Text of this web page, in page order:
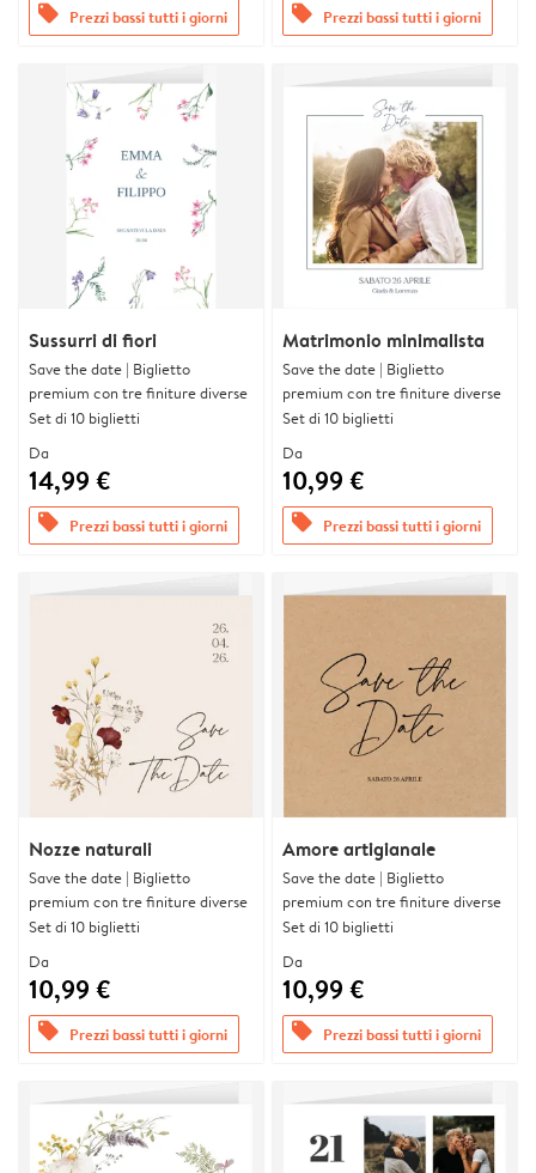
offers Prezzi bassi tutti i giorni offers Prezzi bassi tutti i giorni
Sussurri di fiori
Save the date | Biglietto
premium con tre finiture diverse
Set di 10 biglietti
Da
14,99 €
offers Prezzi bassi tutti i giorni
Matrimonio minimalista
Save the date | Biglietto
premium con tre finiture diverse
Set di 10 biglietti
Da
10,99 €
offers Prezzi bassi tutti i giorni
Nozze naturali
Save the date | Biglietto
premium con tre finiture diverse
Set di 10 biglietti
Da
10,99 €
offers Prezzi bassi tutti i giorni
Amore artigianale
Save the date | Biglietto
premium con tre finiture diverse
Set di 10 biglietti
Da
10,99 €
offers Prezzi bassi tutti i giorni